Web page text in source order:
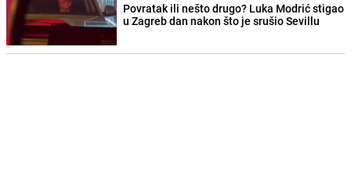
Povratak ili nešto drugo? Luka Modrić stigao
u Zagreb dan nakon što je srušio Sevillu